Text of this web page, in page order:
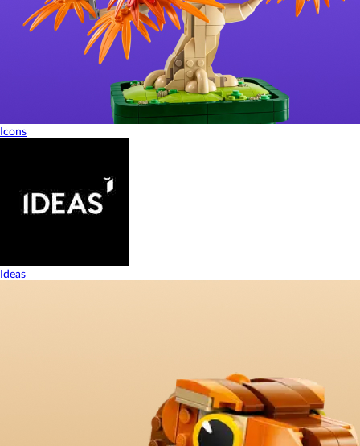
Icons
Ideas